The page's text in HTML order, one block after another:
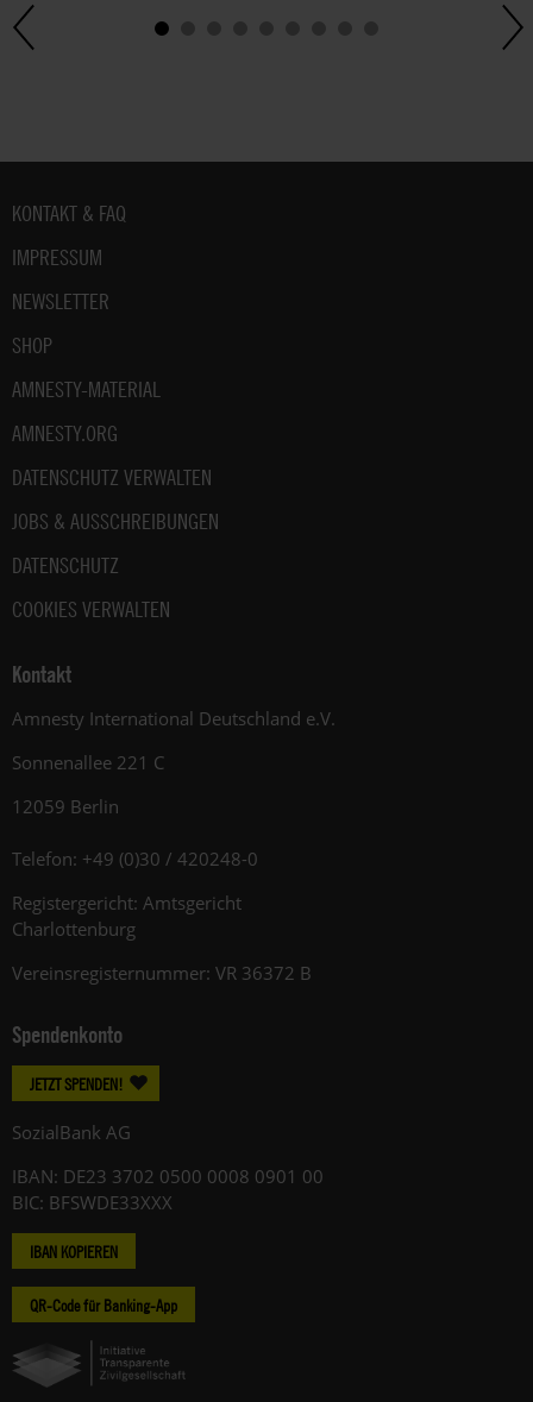
Fußbereich
KONTAKT & FAQ
IMPRESSUM
NEWSLETTER
SHOP
AMNESTY-MATERIAL
AMNESTY.ORG
DATENSCHUTZ VERWALTEN
JOBS & AUSSCHREIBUNGEN
DATENSCHUTZ
COOKIES VERWALTEN
Kontakt
Amnesty International Deutschland e.V.
Sonnenallee 221 C
12059 Berlin
Telefon: +49 (0)30 / 420248-0
Registergericht: Amtsgericht
Charlottenburg
Vereinsregisternummer: VR 36372 B
Spendenkonto
JETZT SPENDEN!
SozialBank AG
IBAN: DE23 3702 0500 0008 0901 00
BIC: BFSWDE33XXX
IBAN KOPIEREN
QR-Code für Banking-App